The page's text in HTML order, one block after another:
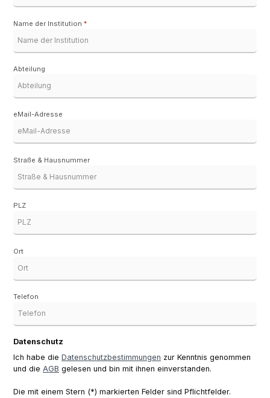
Name der Institution *
Abteilung
eMail-Adresse
Straße & Hausnummer
PLZ
Ort
Telefon
Datenschutz
Ich habe die Datenschutzbestimmungen zur Kenntnis genommen
und die AGB gelesen und bin mit ihnen einverstanden.
Die mit einem Stern (*) markierten Felder sind Pflichtfelder.